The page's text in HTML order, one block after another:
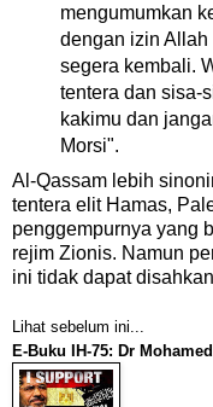
mengumumkan
dengan izin Allah
segera kembali.
tentera dan sisa-
kakimu dan
Morsi".
Al-Qassam lebih
tentera elit Hamas,
penggempurnya yang
rejim Zionis. Namun
ini tidak dapat
Lihat sebelum ini...
E-Buku IH-75: Dr